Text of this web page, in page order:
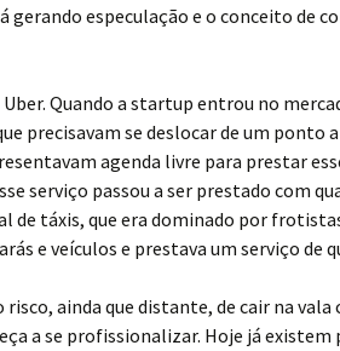
especulação e o conceito de
Quando a startup entrou no
precisavam se deslocar de um ponto
agenda livre para prestar
serviço passou a ser prestado com
de táxis, que era dominado por
e veículos e prestava um serviço de
risco, ainda que distante, de cair na
a se profissionalizar. Hoje já